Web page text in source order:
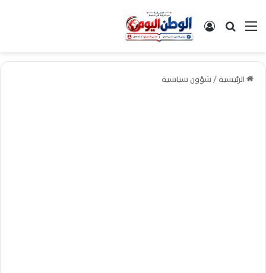
القائمةبحث عن تسجيل الدخول
الرئيسية/شؤون سياسية